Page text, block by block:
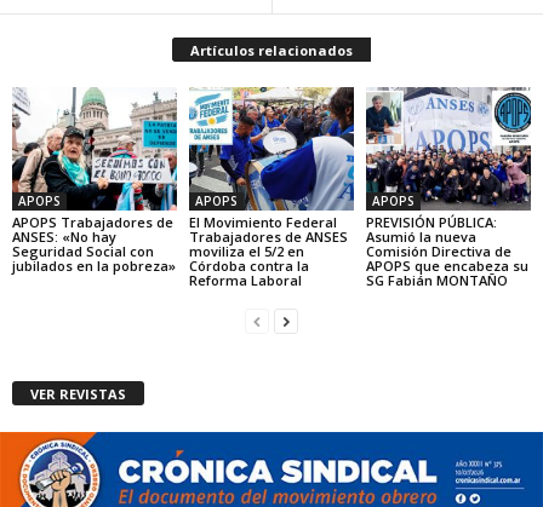
Artículos relacionados
APOPS
APOPS Trabajadores de
ANSES: «No hay
Seguridad Social con
jubilados en la pobreza»
APOPS
El Movimiento Federal
Trabajadores de ANSES
moviliza el 5/2 en
Córdoba contra la
Reforma Laboral
APOPS
PREVISIÓN PÚBLICA:
Asumió la nueva
Comisión Directiva de
APOPS que encabeza su
SG Fabián MONTAÑO
VER REVISTAS